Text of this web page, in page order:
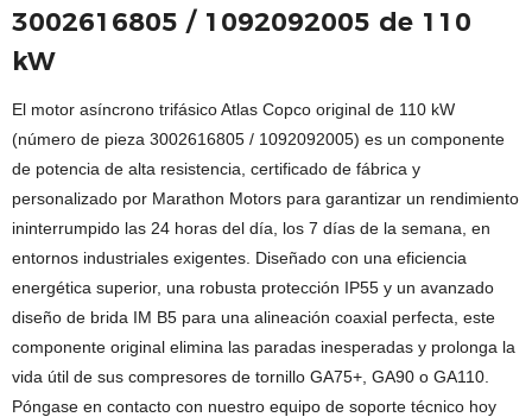
3002616805 / 1092092005 de 110
kW
El motor asíncrono trifásico Atlas Copco original de 110 kW
(número de pieza 3002616805 / 1092092005) es un componente
de potencia de alta resistencia, certificado de fábrica y
personalizado por Marathon Motors para garantizar un rendimiento
ininterrumpido las 24 horas del día, los 7 días de la semana, en
entornos industriales exigentes. Diseñado con una eficiencia
energética superior, una robusta protección IP55 y un avanzado
diseño de brida IM B5 para una alineación coaxial perfecta, este
componente original elimina las paradas inesperadas y prolonga la
vida útil de sus compresores de tornillo GA75+, GA90 o GA110.
Póngase en contacto con nuestro equipo de soporte técnico hoy